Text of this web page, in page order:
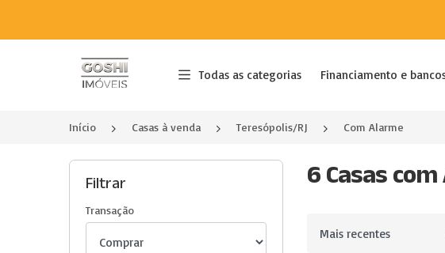
Página inicial
Todas as categorias Financiamento e
Início Casas à venda Teresópolis/RJ Com Alarme
Filtrar
Transação
6 Casas
Ordenar por